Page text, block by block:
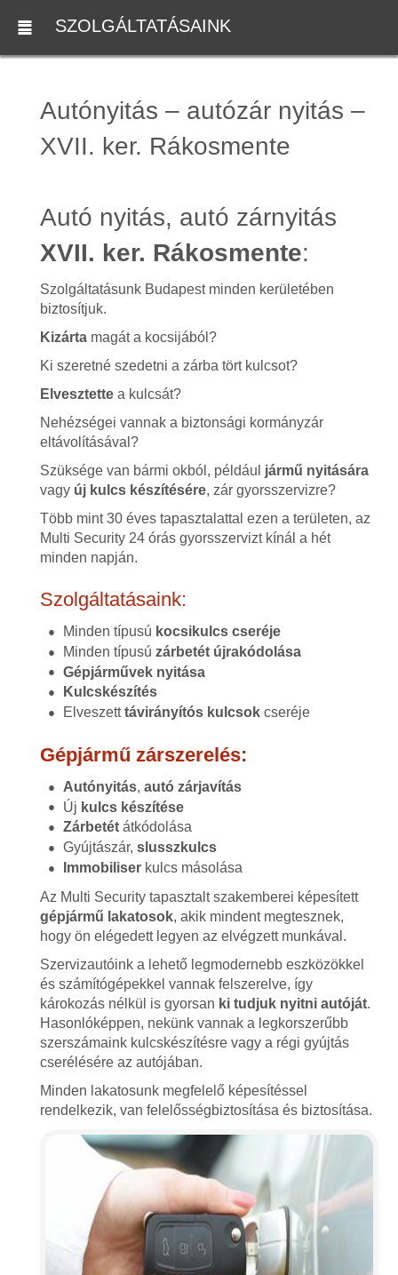
SZOLGÁLTATÁSAINK
Autónyitás – autózár nyitás –
XVII. ker. Rákosmente
Autó nyitás, autó zárnyitás
XVII. ker. Rákosmente:
Szolgáltatásunk Budapest minden kerületében
biztosítjuk.
Kizártamagát a kocsijából?
Ki szeretné szedetni a zárba tört kulcsot?
Elvesztettea kulcsát?
Nehézségei vannak a biztonsági kormányzár
eltávolításával?
Szüksége van bármi okból, például jármű nyitására
vagy új kulcs készítésére, zár gyorsszervizre?
Több mint 30 éves tapasztalattal ezen a területen, az
Multi Security 24 órás gyorsszervizt kínál a hét
minden napján.
Szolgáltatásaink:
Minden típusú kocsikulcs cseréje
Minden típusú zárbetét újrakódolása
Gépjárművek nyitása
Kulcskészítés
Elveszetttávirányítós kulcsokcseréje
Gépjármű zárszerelés:
Autónyitás, autó zárjavítás
Új kulcs készítése
Zárbetétátkódolása
Gyújtászár, slusszkulcs
Immobiliserkulcs másolása
Az Multi Security tapasztalt szakemberei képesített
gépjármű lakatosok, akik mindent megtesznek,
hogy ön elégedett legyen az elvégzett munkával.
Szervizautóink a lehető legmodernebb eszközökkel
és számítógépekkel vannak felszerelve, így
károkozás nélkül is gyorsan ki tudjuk nyitni autóját.
Hasonlóképpen, nekünk vannak a legkorszerűbb
szerszámaink kulcskészítésre vagy a régi gyújtás
cserélésére az autójában.
Minden lakatosunk megfelelő képesítéssel
rendelkezik, van felelősségbiztosítása és biztosítása.